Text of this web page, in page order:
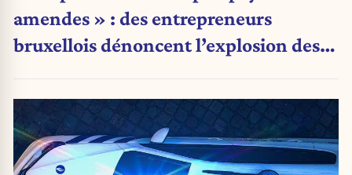
amendes » : des entrepreneurs
bruxellois dénoncent l’explosion des